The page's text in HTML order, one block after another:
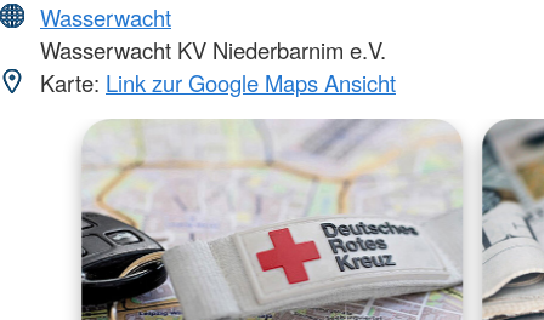
Wasserwacht
Wasserwacht KV Niederbarnim e.V.
Karte: Link zur Google Maps Ansicht